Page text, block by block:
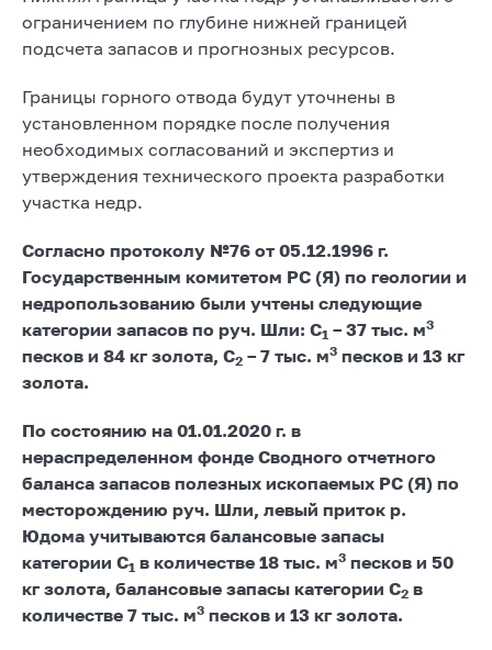
ограничением по глубине нижней границей
подсчета запасов и прогнозных ресурсов.
Границы горного отвода будут уточнены в
установленном порядке после получения
необходимых согласований и экспертиз и
утверждения технического проекта разработки
участка недр.
Согласно протоколу №76 от 05.12.1996 г.
Государственным комитетом РС (Я) по геологии и
недропользованию были учтены следующие
категории запасов по руч. Шли: С1 – 37 тыс. м3
песков и 84 кг золота, С2 – 7 тыс. м3 песков и 13 кг
золота.
По состоянию на 01.01.2020 г. в
нераспределенном фонде Сводного отчетного
баланса запасов полезных ископаемых РС (Я) по
месторождению руч. Шли, левый приток р.
Юдома учитываются балансовые запасы
категории С1 в количестве 18 тыс. м3 песков и 50
кг золота, балансовые запасы категории С2 в
количестве 7 тыс. м3 песков и 13 кг золота.